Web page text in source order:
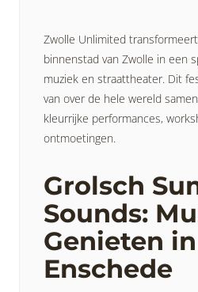
Zwolle Unlimited
binnenstad van Zwolle in een
muziek en straattheater. Dit
van over de hele wereld
kleurrijke performances,
ontmoetingen.
Grolsch
Sounds:
Genieten in
Enschede